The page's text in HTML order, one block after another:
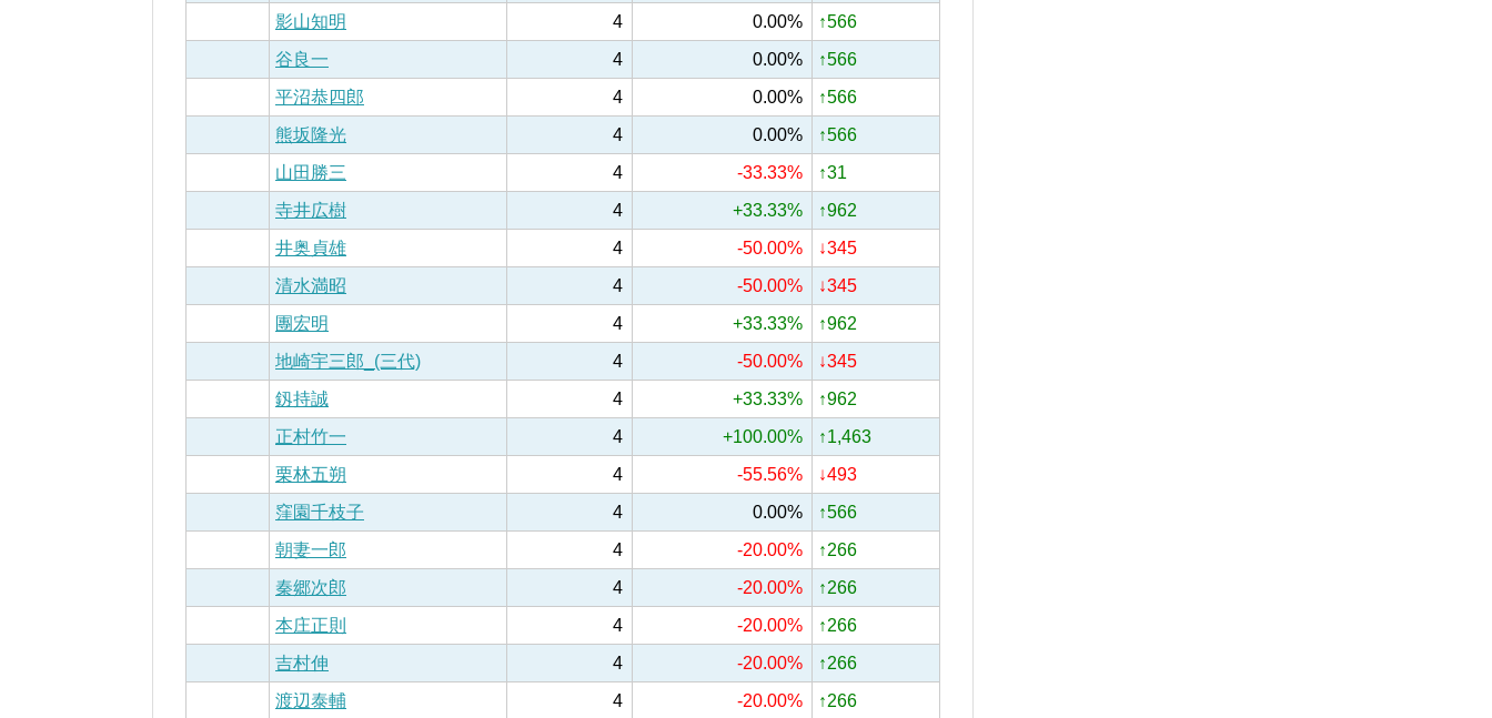
影山知明
4 0.00%
↑566
谷良一
4 0.00%
↑566
平沼恭四郎
4 0.00%
↑566
熊坂隆光
4 0.00%
↑566
山田勝三
4 -33.33%
↑31
寺井広樹
4 +33.33%
↑962
井奥貞雄
4 -50.00%
↓345
清水満昭
4 -50.00%
↓345
團宏明
4 +33.33%
↑962
地崎宇三郎_(三代)
4 -50.00%
↓345
釼持誠
4 +33.33%
↑962
正村竹一
4 +100.00%
↑1,463
栗林五朔
4 -55.56%
↓493
窪園千枝子
4 0.00%
↑566
朝妻一郎
4 -20.00%
↑266
秦郷次郎
4 -20.00%
↑266
本庄正則
4 -20.00%
↑266
吉村伸
4 -20.00%
↑266
渡辺泰輔
4 -20.00%
↑266